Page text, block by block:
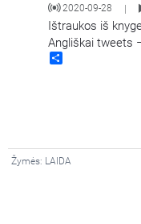
2020-09-28 |
Ištraukos iš
Angliškai tweets
forma parengtas
Žymės: LAIDA